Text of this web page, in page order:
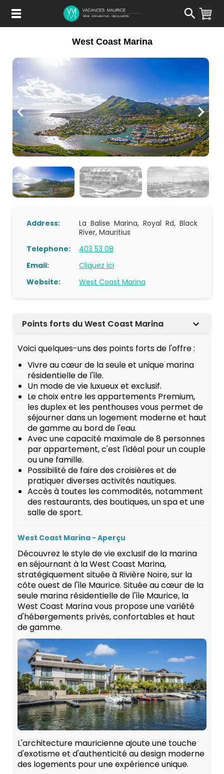
Contenu
West Coast Marina
Address:
La Balise Marina, Royal Rd, Black
River, Mauritius
Telephone:
403 53 08
Email:
Cliquez ici
Website:
West Coast Marina
Points forts du West Coast Marina
Voici quelques-uns des points forts de l'offre :
Vivre au cœur de la seule et unique marina
résidentielle de l'île.
Un mode de vie luxueux et exclusif.
Le choix entre les appartements Premium,
les duplex et les penthouses vous permet de
séjourner dans un logement moderne et haut
de gamme au bord de l'eau.
Avec une capacité maximale de 8 personnes
par appartement, c'est l'idéal pour un couple
ou une famille.
Possibilité de faire des croisières et de
pratiquer diverses activités nautiques.
Accès à toutes les commodités, notamment
des restaurants, des boutiques, un spa et une
salle de sport.
West Coast Marina - Aperçu
Découvrez le style de vie exclusif de la marina
en séjournant à la West Coast Marina,
stratégiquement située à Rivière Noire, sur la
côte ouest de l'île Maurice. Située au cœur de la
seule marina résidentielle de l'île Maurice, la
West Coast Marina vous propose une variété
d'hébergements privés, confortables et haut
de gamme.
L'architecture mauricienne ajoute une touche
d'exotisme et d'authenticité au design moderne
des logements pour une expérience unique.